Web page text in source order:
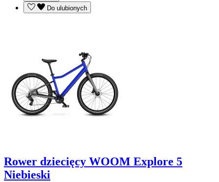
Do ulubionych
Rower dziecięcy WOOM Explore 5
Niebieski